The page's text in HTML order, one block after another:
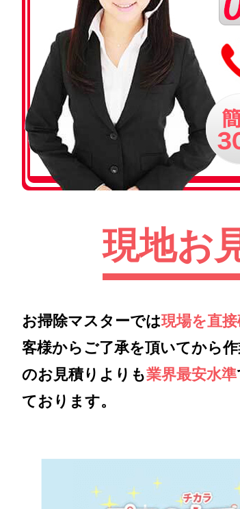
現地お
お掃除マスターでは現場を直
客様からご了承を頂いてから
のお見積りよりも業界最安水準
ております。